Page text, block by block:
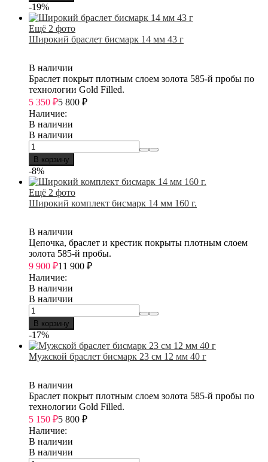
-19%
Ещё 2 фото
Широкий браслет бисмарк 14 мм 43 г
В наличии
Браслет покрыт плотным слоем золота 585-й пробы по
технологии Gold Filled.
5 350 ₽5 800 ₽
Наличие:
В наличии
В наличии
В корзину
-8%
Ещё 2 фото
Широкий комплект бисмарк 14 мм 160 г.
В наличии
Цепочка, браслет и крестик покрыты плотным слоем
золота 585-й пробы.
9 900 ₽11 900 ₽
Наличие:
В наличии
В наличии
В корзину
-17%
Мужской браслет бисмарк 23 см 12 мм 40 г
В наличии
Браслет покрыт плотным слоем золота 585-й пробы по
технологии Gold Filled.
5 150 ₽5 800 ₽
Наличие:
В наличии
В наличии